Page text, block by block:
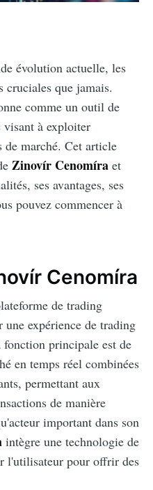
évolution actuelle, les
cruciales que jamais.
comme un outil de
à exploiter
de marché. Cet article
Zinovír Cenomíra et
ses avantages, ses
pouvez commencer à
Cenomíra
de trading
expérience de trading
principale est de
en temps réel combinées
permettant aux
de manière
important dans son
intègre une technologie de
l'utilisateur pour offrir des